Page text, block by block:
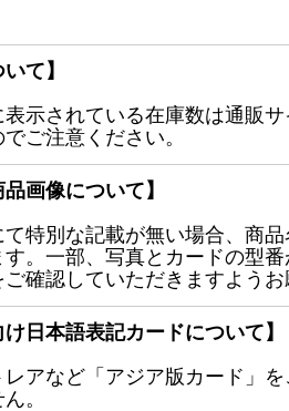
て】
示されている在庫数は通販
ご注意ください。
品画像について】
特別な記載が無い場合、商
す。一部、写真とカードの型
確認していただきますようお
け日本語表記カードについて】
レアなど「アジア版カード」
。